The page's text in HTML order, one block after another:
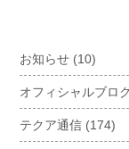
お知らせ (10)
オフィシャルブロ
テクア通信 (174)